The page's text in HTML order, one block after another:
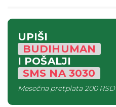
UPIŠI
BUDIHUMAN
I POŠALJI
SMS NA3030
Mesečna pretplata200 RSD